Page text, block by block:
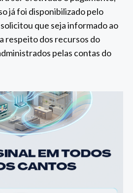
já foi disponibilizado pelo
que seja informado ao
respeito dos recursos do
pelas contas do